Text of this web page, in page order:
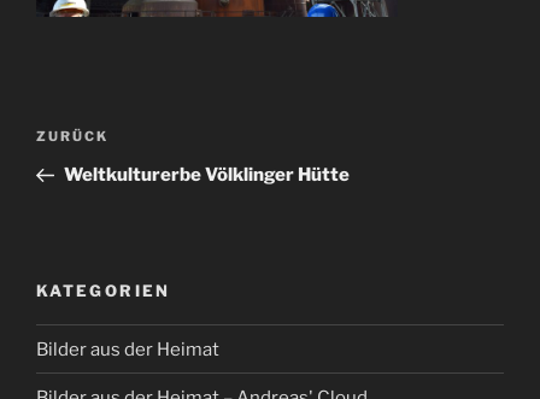
Beitragsnavigation
Vorheriger
Beitrag
ZURÜCK
Weltkulturerbe Völklinger Hütte
KATEGORIEN
Bilder aus der Heimat